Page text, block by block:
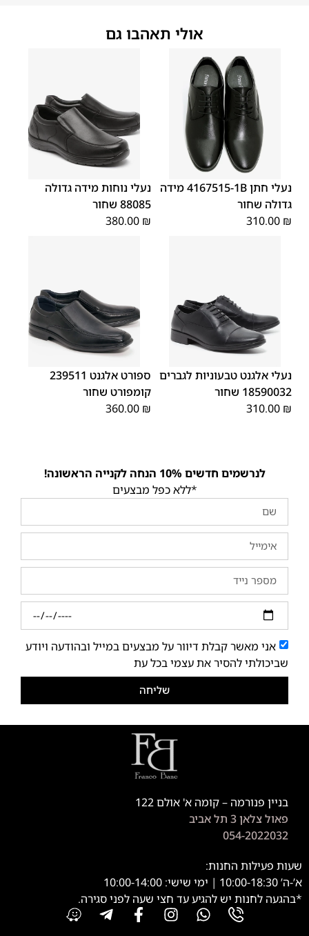
אולי תאהבו גם
נעלי חתן 4167515-1B מידה
גדולה שחור
310.00 ₪
נעלי נוחות מידה גדולה
88085 שחור
380.00 ₪
40
41
42
43
45
46
נעלי אלגנט טבעוניות לגברים
18590032 שחור
310.00 ₪
40
41
42
43
ספורט אלגנט 239511
קומפורט שחור
360.00 ₪
לנרשמים חדשים 10% הנחה לקנייה הראשונה!
*ללא כפל מבצעים
אני מאשר קבלת דיוור על מבצעים במייל ובהודעה ויודע
שביכולתי להסיר את עצמי בכל עת
שליחה
בניין פנורמה – קומה א' אולם 122
פאול צלאן 3 תל אביב
054-2022032
שעות פעילות החנות:
א’-ה’ 10:00-18:30 | ימי שישי: 10:00-14:00
*בהגעה לחנות יש להגיע עד חצי שעה לפני סגירה.